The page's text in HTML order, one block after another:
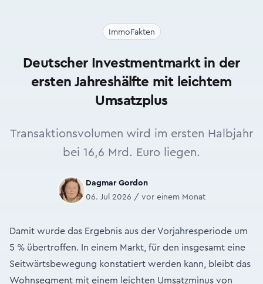
ImmoFakten
Deutscher Investmentmarkt in der
ersten Jahreshälfte mit leichtem
Umsatzplus
Transaktionsvolumen wird im ersten Halbjahr
bei 16,6 Mrd. Euro liegen.
Dagmar Gordon
06. Jul 2026 / vor einem Monat
Damit wurde das Ergebnis aus der Vorjahresperiode um
5 % übertroffen. In einem Markt, für den insgesamt eine
Seitwärtsbewegung konstatiert werden kann, bleibt das
Wohnsegment mit einem leichten Umsatzminus von